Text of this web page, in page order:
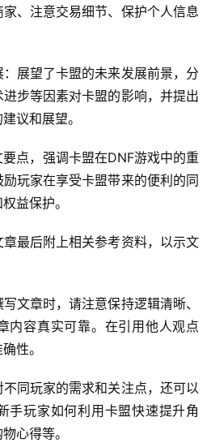
、注意交易细节、保护个人信息
展望了卡盟的未来发展前景，分
步等因素对卡盟的影响，并提出
议和展望。
点，强调卡盟在DNF游戏中的重
玩家在享受卡盟带来的便利的同
益保护。
最后附上相关参考资料，以示文
文章时，请注意保持逻辑清晰、
内容真实可靠。在引用他人观点
性。
同玩家的需求和关注点，还可以
手玩家如何利用卡盟快速提升角
心得等。